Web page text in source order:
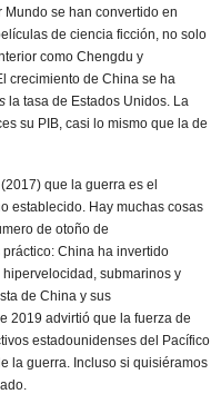
se han convertido en
de ciencia ficción, no solo
como Chengdu y
crecimiento de China se ha
la tasa de Estados Unidos. La
su PIB, casi lo mismo que la de
que la guerra es el
establecido. Hay muchas cosas
de otoño de
China ha invertido
submarinos y
de China y sus
2019 advirtió que la fuerza de
estadounidenses del Pacífico
la guerra. Incluso si quisiéramos